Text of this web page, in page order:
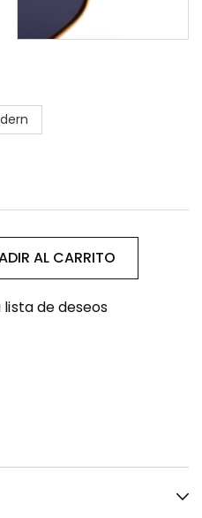
AL CARRITO
de deseos